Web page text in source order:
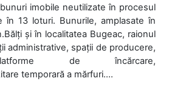
imobile neutilizate în procesul
în 13 loturi. Bunurile, amplasate în
și în localitatea Bugeac, raionul
administrative, spații de producere,
de încărcare,
temporară a mărfuri....